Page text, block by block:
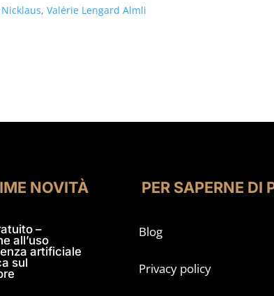
,Valérie Lengard Almli
NOVITÀ
–
all’uso
artificiale
sul
PER SAPERNE DI
Blog
Privacy policy